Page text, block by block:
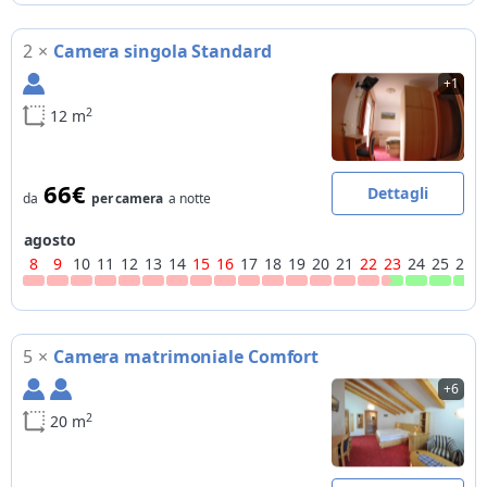
skiroom con scalda scarponi, piste da sci raggiungibili a piedi
(400m), piste da fondo più vicine a 2km, skibus pubblico
2 × Camera singola Standard
12 m2
+1
da 66€ per camera a notte Dettagli
agosto
8
9 10 11 12 13 14 15 16 17 18 19 20 21 22 23 24 25 26
5 × Camera matrimoniale Comfort
20 m2
+6